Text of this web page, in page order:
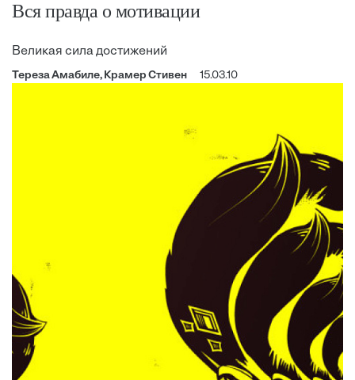
Вся правда о мотивации
Великая сила достижений
Тереза Амабиле, Крамер Стивен 15.03.10